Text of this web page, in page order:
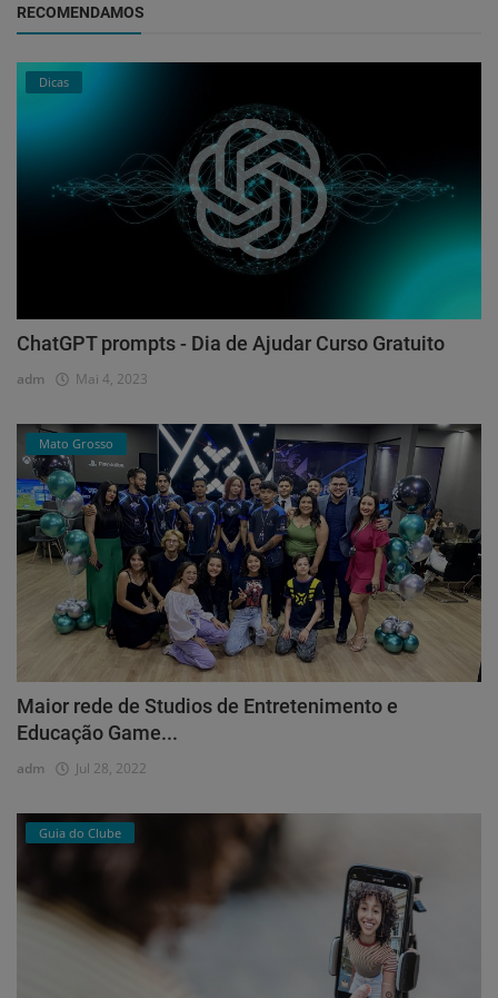
RECOMENDAMOS
Dicas
ChatGPT prompts - Dia de Ajudar Curso Gratuito
adm Mai 4, 2023
Mato Grosso
Maior rede de Studios de Entretenimento e
Educação Game...
adm Jul 28, 2022
Guia do Clube